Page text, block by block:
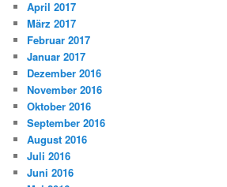
April 2017
März 2017
Februar 2017
Januar 2017
Dezember 2016
November 2016
Oktober 2016
September 2016
August 2016
Juli 2016
Juni 2016